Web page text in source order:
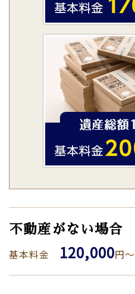
不動産がない場合
基本料金 120,000円～